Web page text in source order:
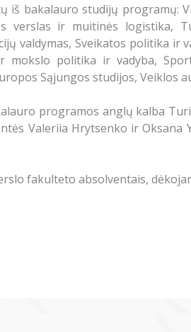
bakalauro studijų programų:
verslas ir muitinės logistika,
valdymas, Sveikatos politika
politika ir vadyba,
Sąjungos studijos, Veiklos
programos anglų kalba
Valeriia Hrytsenko ir
fakulteto absolventais,